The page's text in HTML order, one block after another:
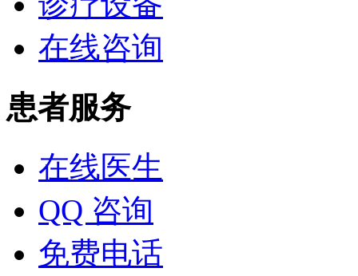
在线咨询
患者服务
在线医生
QQ 咨询
免费电话